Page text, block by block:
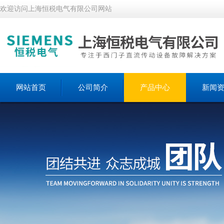
欢迎访问上海恒税电气有限公司网站
网站首页 公司简介 产品中心 新闻